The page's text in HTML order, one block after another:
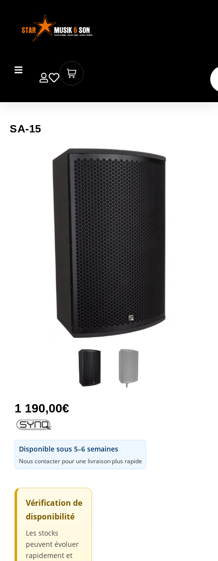
SA-15
1 190,00€
Disponible sous 5–6 semaines
Nous contacter pour une livraison plus rapide
Vérification de
disponibilité
Les stocks
peuvent évoluer
rapidement et